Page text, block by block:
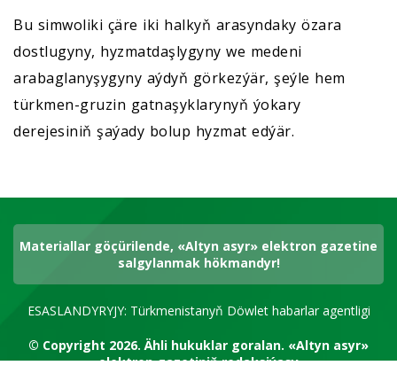
Bu simwoliki çäre iki halkyň arasyndaky özara
dostlugyny, hyzmatdaşlygyny we medeni
arabaglanyşygyny aýdyň görkezýär, şeýle hem
türkmen-gruzin gatnaşyklarynyň ýokary
derejesiniň şaýady bolup hyzmat edýär.
Materiallar göçürilende, «Altyn asyr» elektron gazetine
salgylanmak hökmandyr!
ESASLANDYRYJY: Türkmenistanyň Döwlet habarlar agentligi
© Copyright 2026.Ähli hukuklar goralan. «Altyn asyr»
elektron gazetiniň redaksiýasy